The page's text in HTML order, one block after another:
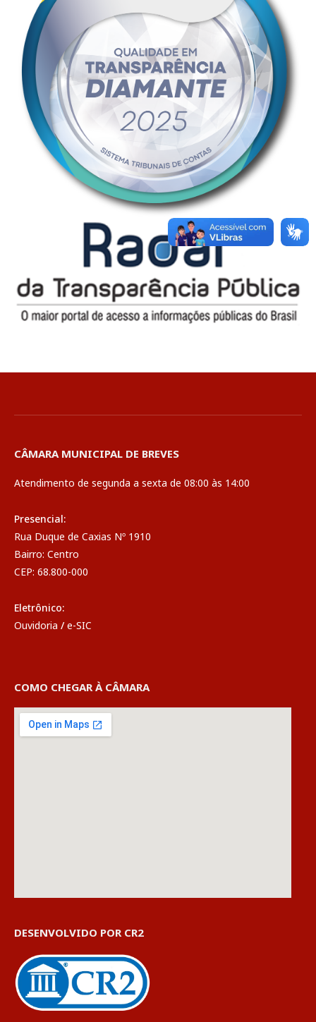
CÂMARA MUNICIPAL DE BREVES
Atendimento de segunda a sexta de 08:00 às 14:00
Presencial:
Rua Duque de Caxias Nº 1910
Bairro: Centro
CEP: 68.800-000
Eletrônico:
Ouvidoria / e-SIC
COMO CHEGAR À CÂMARA
DESENVOLVIDO POR CR2